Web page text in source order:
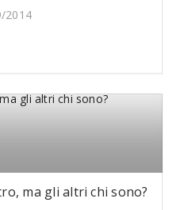
2014
ma gli altri chi sono?